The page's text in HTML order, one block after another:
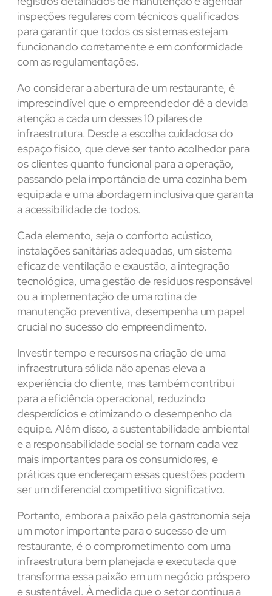
inspeções regulares com técnicos qualificados
para garantir que todos os sistemas estejam
funcionando corretamente e em conformidade
com as regulamentações.
Ao considerar a abertura de um restaurante, é
imprescindível que o empreendedor dê a devida
atenção a cada um desses 10 pilares de
infraestrutura. Desde a escolha cuidadosa do
espaço físico, que deve ser tanto acolhedor para
os clientes quanto funcional para a operação,
passando pela importância de uma cozinha bem
equipada e uma abordagem inclusiva que garanta
a acessibilidade de todos.
Cada elemento, seja o conforto acústico,
instalações sanitárias adequadas, um sistema
eficaz de ventilação e exaustão, a integração
tecnológica, uma gestão de resíduos responsável
ou a implementação de uma rotina de
manutenção preventiva, desempenha um papel
crucial no sucesso do empreendimento.
Investir tempo e recursos na criação de uma
infraestrutura sólida não apenas eleva a
experiência do cliente, mas também contribui
para a eficiência operacional, reduzindo
desperdícios e otimizando o desempenho da
equipe. Além disso, a sustentabilidade ambiental
e a responsabilidade social se tornam cada vez
mais importantes para os consumidores, e
práticas que endereçam essas questões podem
ser um diferencial competitivo significativo.
Portanto, embora a paixão pela gastronomia seja
um motor importante para o sucesso de um
restaurante, é o comprometimento com uma
infraestrutura bem planejada e executada que
transforma essa paixão em um negócio próspero
e sustentável. À medida que o setor continua a